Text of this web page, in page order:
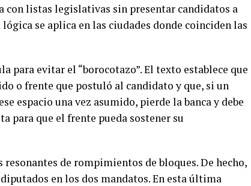
con listas legislativas sin presentar candidatos a
se aplica en las ciudades donde coinciden las
para evitar el “borocotazo”. El texto establece que
o frente que postuló al candidato y que, si un
espacio una vez asumido, pierde la banca y debe
para que el frente pueda sostener su
resonantes de rompimientos de bloques. De hecho,
en los dos mandatos. En esta última